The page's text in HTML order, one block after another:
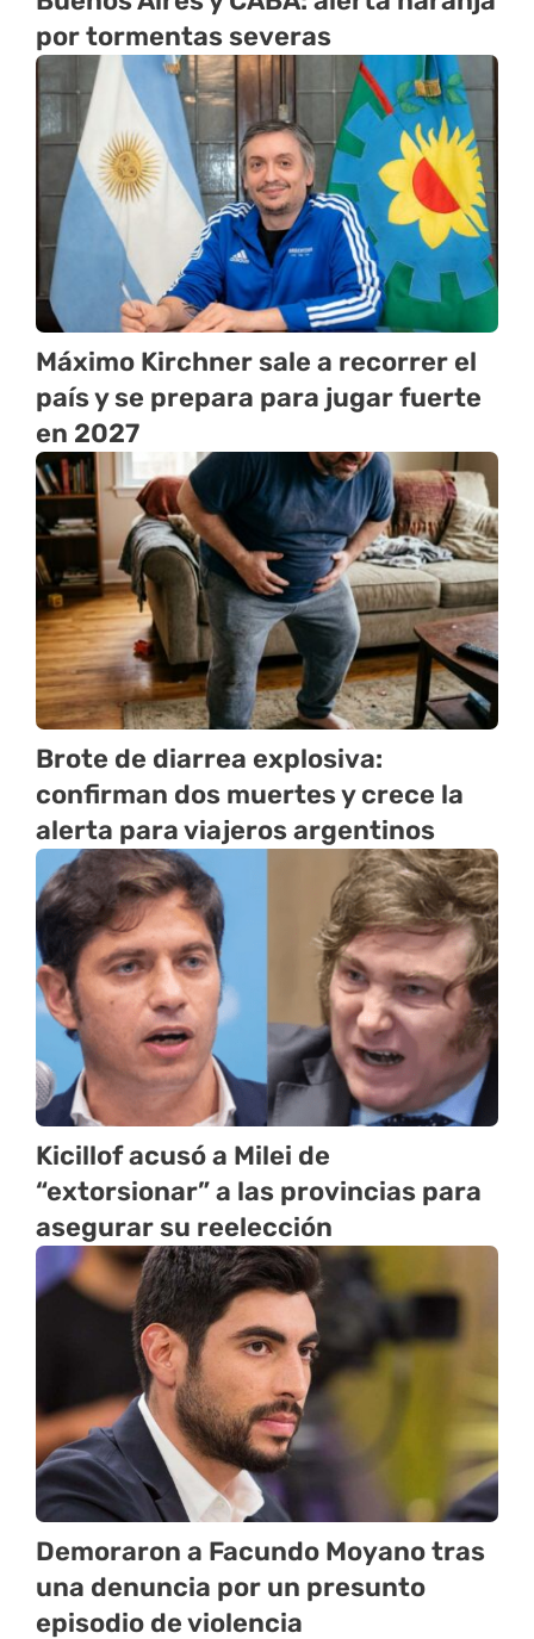
por tormentas severas
Máximo Kirchner sale a recorrer el
país y se prepara para jugar fuerte
en 2027
Brote de diarrea explosiva:
confirman dos muertes y crece la
alerta para viajeros argentinos
Kicillof acusó a Milei de
“extorsionar” a las provincias para
asegurar su reelección
Demoraron a Facundo Moyano tras
una denuncia por un presunto
episodio de violencia